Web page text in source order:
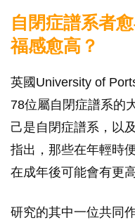
自閉症譜系者
福感愈高？
英國University of
78位屬自閉症譜系的
己是自閉症譜系，以
指出，那些在年輕時
在成年後可能會有更
研究的其中一位共同